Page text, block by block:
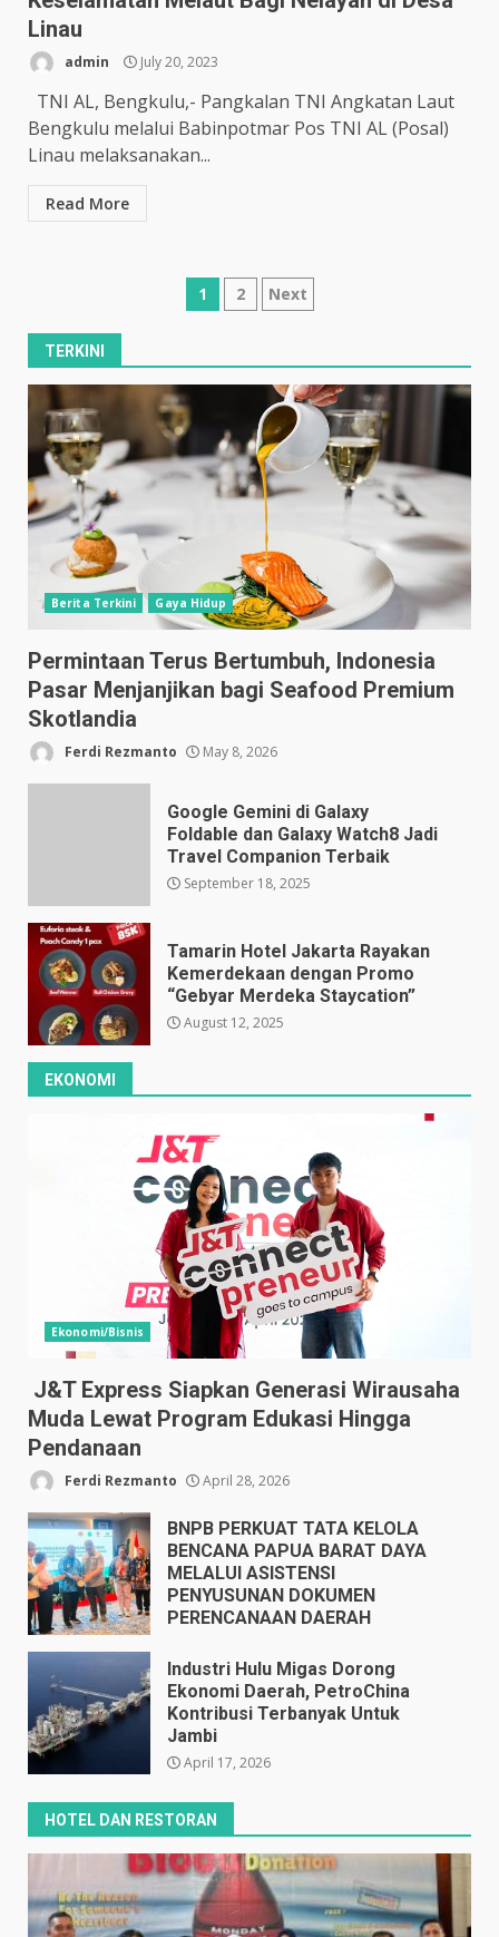
Linau
admin July 20, 2023
TNI AL, Bengkulu,- Pangkalan TNI Angkatan Laut
Bengkulu melalui Babinpotmar Pos TNI AL (Posal)
Linau melaksanakan...
Read More
Posts
1 2 Next
TERKINI
Berita Terkini Gaya Hidup
Permintaan Terus Bertumbuh, Indonesia
Pasar Menjanjikan bagi Seafood Premium
Skotlandia
Ferdi Rezmanto May 8, 2026
Google Gemini di Galaxy
Foldable dan Galaxy Watch8 Jadi
Travel Companion Terbaik
September 18, 2025
Tamarin Hotel Jakarta Rayakan
Kemerdekaan dengan Promo
“Gebyar Merdeka Staycation”
August 12, 2025
EKONOMI
Ekonomi/Bisnis
J&T Express Siapkan Generasi Wirausaha
Muda Lewat Program Edukasi Hingga
Pendanaan
Ferdi Rezmanto April 28, 2026
BNPB PERKUAT TATA KELOLA
BENCANA PAPUA BARAT DAYA
MELALUI ASISTENSI
PENYUSUNAN DOKUMEN
PERENCANAAN DAERAH
Industri Hulu Migas Dorong
Ekonomi Daerah, PetroChina
Kontribusi Terbanyak Untuk
Jambi
April 17, 2026
HOTEL DAN RESTORAN